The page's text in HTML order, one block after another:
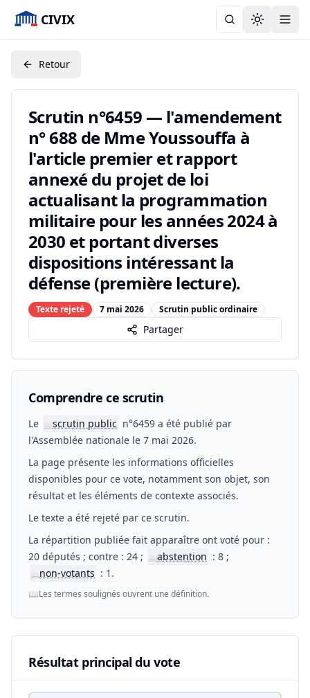
CIVIX Toggle
Retour
Scrutin n°6459 — l'amendement
n° 688 de Mme Youssouffa à
l'article premier et rapport
annexé du projet de loi
actualisant la programmation
militaire pour les années 2024 à
2030 et portant diverses
dispositions intéressant la
défense (première lecture).
Texte rejeté 7 mai 2026 Scrutin public ordinaire
Partager
Comprendre ce scrutin
Le 📖scrutin public n°6459 a été publié par
l'Assemblée nationale le 7 mai 2026.
La page présente les informations officielles
disponibles pour ce vote, notamment son objet, son
résultat et les éléments de contexte associés.
Le texte a été rejeté par ce scrutin.
La répartition publiée fait apparaître ont voté pour :
20 députés ; contre : 24 ;
📖abstention : 8 ;
📖non-votants : 1.
📖Les termes soulignés ouvrent une définition.
Résultat principal du vote